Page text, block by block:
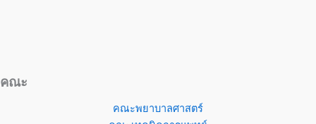
คณะ
คณะพยาบาลศาสตร์